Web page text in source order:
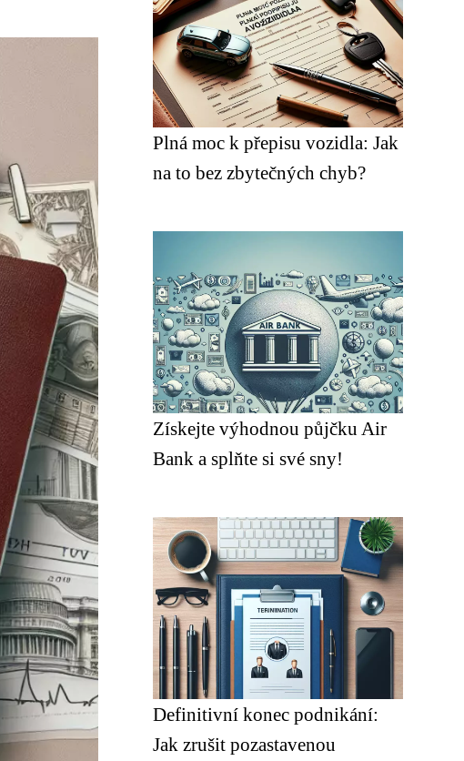
Plná moc k přepisu vozidla: Jak
na to bez zbytečných chyb?
Získejte výhodnou půjčku Air
Bank a splňte si své sny!
Definitivní konec podnikání:
Jak zrušit pozastavenou